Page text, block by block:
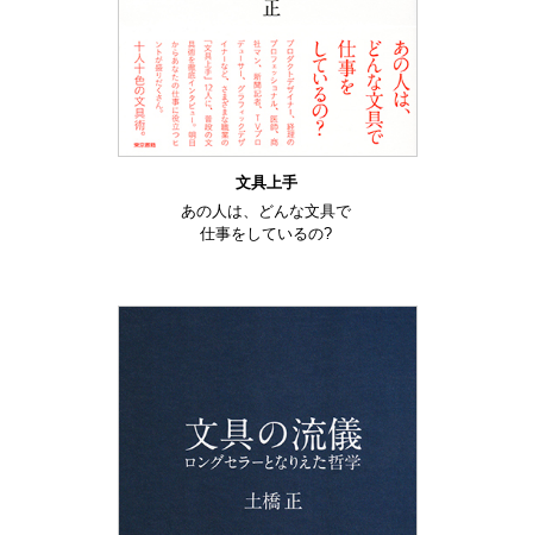
文具上手
あの人は、どんな文具で
仕事をしているの?